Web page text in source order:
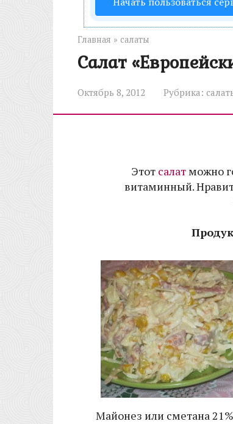
Главная » салаты
Салат
Октябрь 8, 2012 Рубрика:
Этотсалатможно
витаминный.
Майонез или сметана